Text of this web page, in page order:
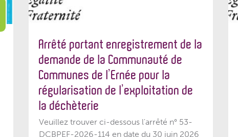
Arrêté portant enregistrement de la
demande de la Communauté de
Communes de l’Ernée pour la
régularisation de l’exploitation de
la déchèterie
Veuillez trouver ci-dessous l'arrêté n° 53-
DCBPEF-2026-114 en date du 30 juin 2026